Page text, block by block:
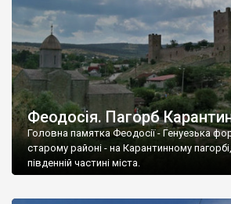
Феодосія. Пагорб
Головна памятка Феодосії - Генуезька
старому районі - на Карантинному
південній частині міста.